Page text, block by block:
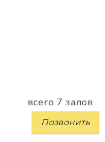
всего 7 залов
Позвонить